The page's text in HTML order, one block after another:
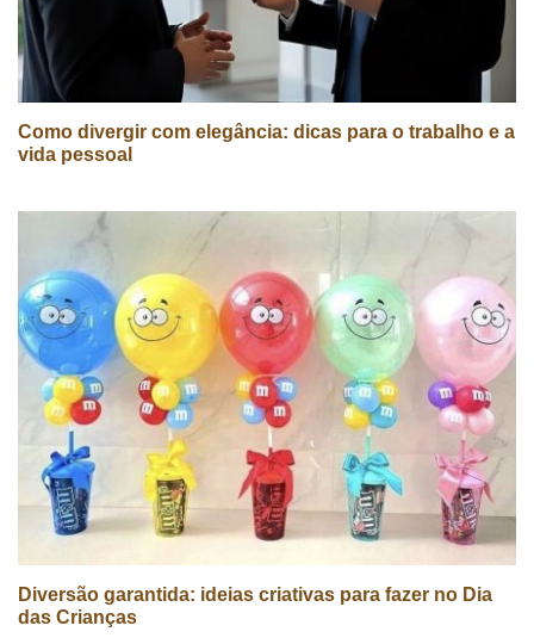
Como divergir com elegância: dicas para o trabalho e a
vida pessoal
Diversão garantida: ideias criativas para fazer no Dia
das Crianças